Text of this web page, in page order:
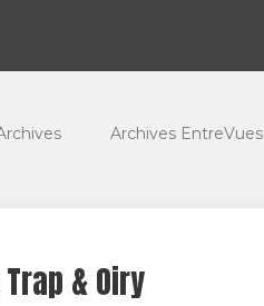
Archives EntreVues
& Oiry